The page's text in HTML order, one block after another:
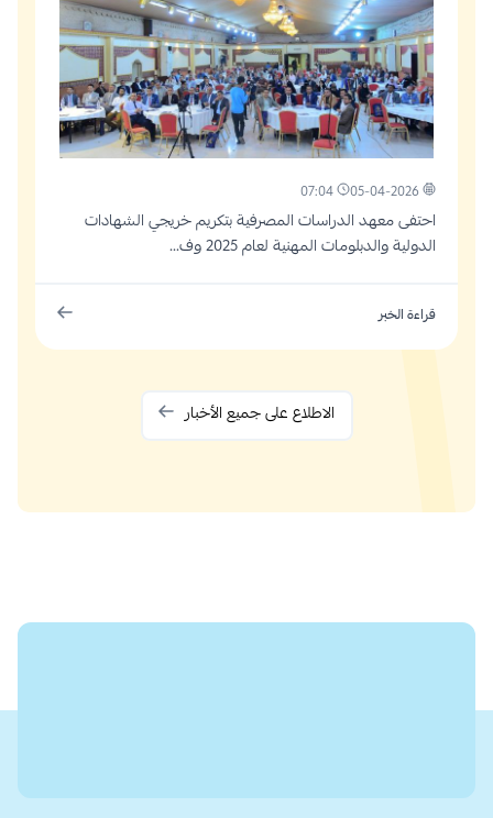
05-04-2026
07:04
احتفى معهد الدراسات المصرفية بتكريم خريجي الشهادات
الدولية والدبلومات المهنية لعام 2025 وف...
قراءة الخبر
الاطلاع على جميع الأخبار